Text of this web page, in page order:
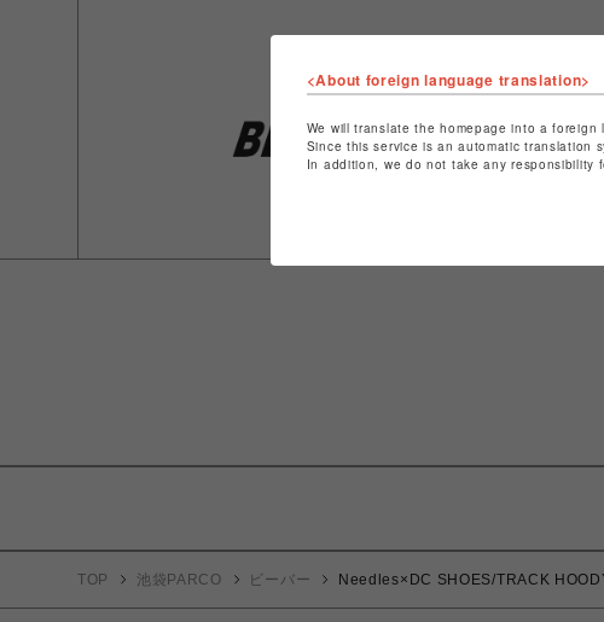
ショップ
特定商
ショッ
TOP 池袋PARCO ビーバー Needles×DC SHOES/TRACK
<About foreign language translation>
We will translate the homepage into a
Since this service is an automatic translation
In addition, we do not take any responsibility